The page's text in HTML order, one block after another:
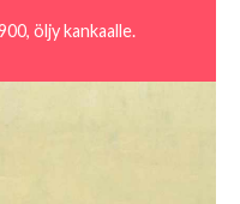
öljy kankaalle.